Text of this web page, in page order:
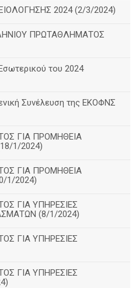
2024 (2/3/2024)
ΠΡΩΤΑΘΛΗΜΑΤΟΣ
του 2024
Συνέλευση της ΕΚΟΦΝΣ
ΓΙΑ ΠΡΟΜΗΘΕΙΑ
1/2024)
ΓΙΑ ΠΡΟΜΗΘΕΙΑ
1/2024)
ΓΙΑ ΥΠΗΡΕΣΙΕΣ
(8/1/2024)
ΓΙΑ ΥΠΗΡΕΣΙΕΣ
ΓΙΑ ΥΠΗΡΕΣΙΕΣ